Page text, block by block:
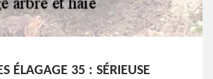
ÉLAGAGE 35 : SÉRIEUSE